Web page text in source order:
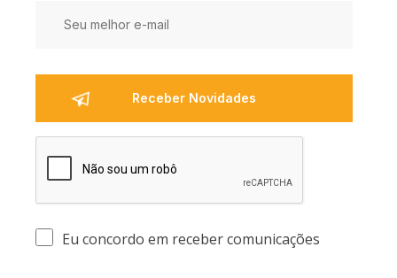
Eu concordo em receber comunicações